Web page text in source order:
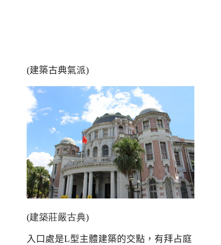
(建築古典氣派)
(建築莊嚴古典)
入口處是L型主體建築的交點，有拜占庭